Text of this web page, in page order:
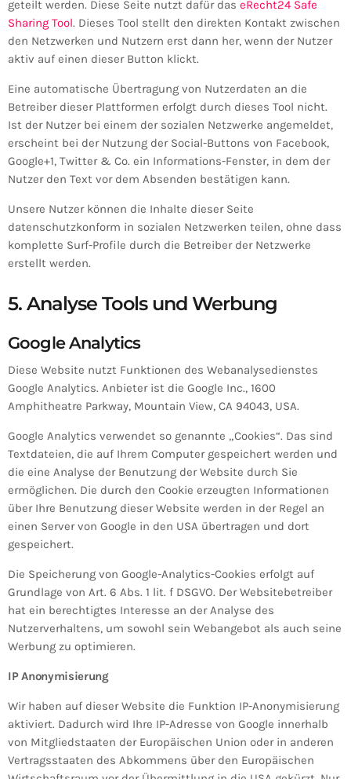
geteilt werden. Diese Seite nutzt dafür das eRecht24 Safe
Sharing Tool. Dieses Tool stellt den direkten Kontakt zwischen
den Netzwerken und Nutzern erst dann her, wenn der Nutzer
aktiv auf einen dieser Button klickt.
Eine automatische Übertragung von Nutzerdaten an die
Betreiber dieser Plattformen erfolgt durch dieses Tool nicht.
Ist der Nutzer bei einem der sozialen Netzwerke angemeldet,
erscheint bei der Nutzung der Social-Buttons von Facebook,
Google+1, Twitter & Co. ein Informations-Fenster, in dem der
Nutzer den Text vor dem Absenden bestätigen kann.
Unsere Nutzer können die Inhalte dieser Seite
datenschutzkonform in sozialen Netzwerken teilen, ohne dass
komplette Surf-Profile durch die Betreiber der Netzwerke
erstellt werden.
5. Analyse Tools und Werbung
Google Analytics
Diese Website nutzt Funktionen des Webanalysedienstes
Google Analytics. Anbieter ist die Google Inc., 1600
Amphitheatre Parkway, Mountain View, CA 94043, USA.
Google Analytics verwendet so genannte „Cookies“. Das sind
Textdateien, die auf Ihrem Computer gespeichert werden und
die eine Analyse der Benutzung der Website durch Sie
ermöglichen. Die durch den Cookie erzeugten Informationen
über Ihre Benutzung dieser Website werden in der Regel an
einen Server von Google in den USA übertragen und dort
gespeichert.
Die Speicherung von Google-Analytics-Cookies erfolgt auf
Grundlage von Art. 6 Abs. 1 lit. f DSGVO. Der Websitebetreiber
hat ein berechtigtes Interesse an der Analyse des
Nutzerverhaltens, um sowohl sein Webangebot als auch seine
Werbung zu optimieren.
IP Anonymisierung
Wir haben auf dieser Website die Funktion IP-Anonymisierung
aktiviert. Dadurch wird Ihre IP-Adresse von Google innerhalb
von Mitgliedstaaten der Europäischen Union oder in anderen
Vertragsstaaten des Abkommens über den Europäischen